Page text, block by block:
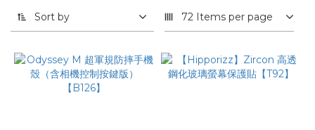
Sort by 72 Items per page